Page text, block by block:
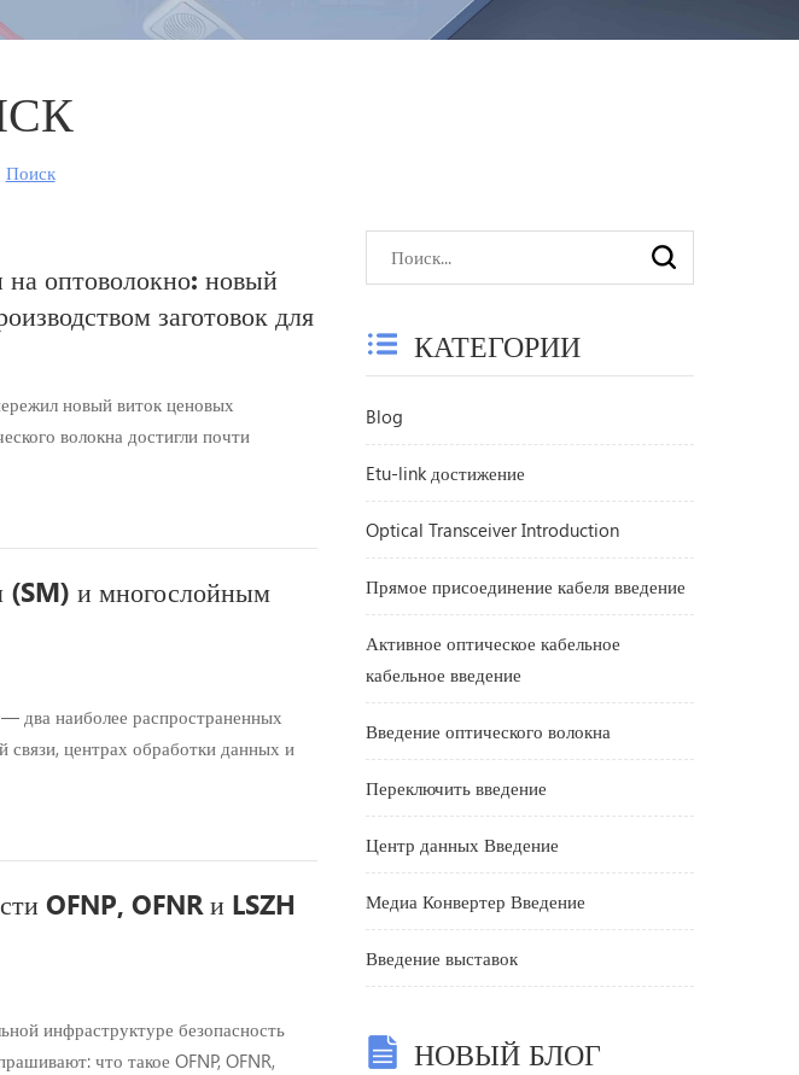
Поиск
на оптоволокно: новый
заготовок для
и областями
новый виток ценовых
волокна достигли почти
циклы расширения
волокна и взрывной рост новых
(SM) и многослойным
два наиболее распространенных
связи, центрах обработки данных и
статье подробно рассматриваются
такое многомодовое (MM)...
OFNP, OFNR и LSZH
инфраструктуре безопасность
что такое OFNP, OFNR,
КАТЕГОРИИ
Blog
Etu-link достижение
Optical Transceiver Introduction
Прямое присоединение кабеля введение
Активное оптическое кабельное
кабельное введение
Введение оптического волокна
Переключить введение
Центр данных Введение
Медиа Конвертер Введение
Введение выставок
НОВЫЙ БЛОГ